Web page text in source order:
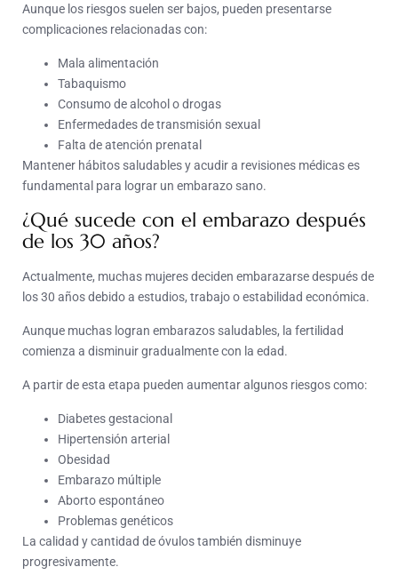
Aunque los riesgos suelen ser bajos, pueden presentarse
complicaciones relacionadas con:
Mala alimentación
Tabaquismo
Consumo de alcohol o drogas
Enfermedades de transmisión sexual
Falta de atención prenatal
Mantener hábitos saludables y acudir a revisiones médicas es
fundamental para lograr un embarazo sano.
¿Qué sucede con el embarazo después
de los 30 años?
Actualmente, muchas mujeres deciden embarazarse después de
los 30 años debido a estudios, trabajo o estabilidad económica.
Aunque muchas logran embarazos saludables, la fertilidad
comienza a disminuir gradualmente con la edad.
A partir de esta etapa pueden aumentar algunos riesgos como:
Diabetes gestacional
Hipertensión arterial
Obesidad
Embarazo múltiple
Aborto espontáneo
Problemas genéticos
La calidad y cantidad de óvulos también disminuye
progresivamente.